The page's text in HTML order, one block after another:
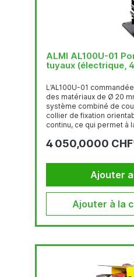
ALMI AL100U-01
tuyaux (électrique,
L’AL100U-01
des matériaux de Ø 20
système combiné de
collier de fixation
continu, ce qui permet à
compris entre 30 et 90º.
rectangulaires et ronds
d’épaisseurs de paroi
les types de matériaux...
4 050,0000
Ajouter
Ajouter à la